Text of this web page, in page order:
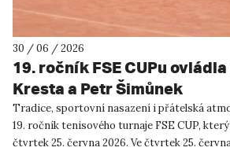
30 / 06 / 2026
19. ročník FSE CUPu
Kresta a Petr Šimůnek
Tradice, sportovní nasazení i přátelská
19. ročník tenisového turnaje FSE CUP,
čtvrtek 25. června 2026. Ve čtvrtek 25.